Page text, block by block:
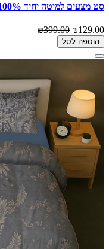
סט מצעים למיטה יחיד 100% כותנה דגם אוריאן צבע בז 90/200
₪129.00
₪399.00
הוספה לסל